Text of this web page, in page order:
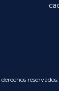
reservados.